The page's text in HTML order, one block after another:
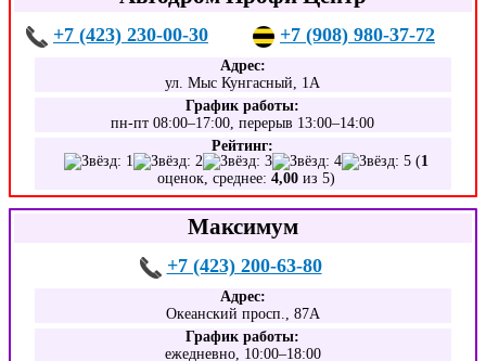
+7 (423) 230-00-30 +7 (908) 980-37-72
Адрес:
ул. Мыс Кунгасный, 1А
График работы:
пн-пт 08:00–17:00, перерыв 13:00–14:00
Рейтинг:
(1
оценок, среднее:4,00 из 5)
Максимум
+7 (423) 200-63-80
Адрес:
Океанский просп., 87А
График работы:
ежедневно, 10:00–18:00